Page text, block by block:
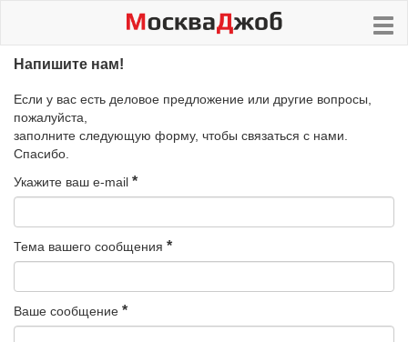
Напишите нам!
Если у вас есть деловое предложение или другие вопросы,
пожалуйста,
заполните следующую форму, чтобы связаться с нами.
Спасибо.
Укажите ваш e-mail
Тема вашего сообщения
Ваше сообщение